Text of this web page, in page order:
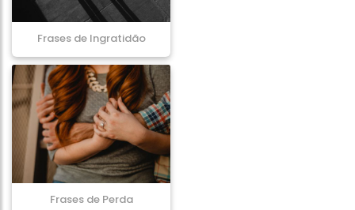
Frases de Ingratidão
Frases de Perda